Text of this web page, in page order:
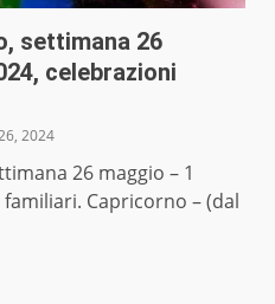
settimana 26
celebrazioni
2024
26 maggio – 1
Capricorno – (dal